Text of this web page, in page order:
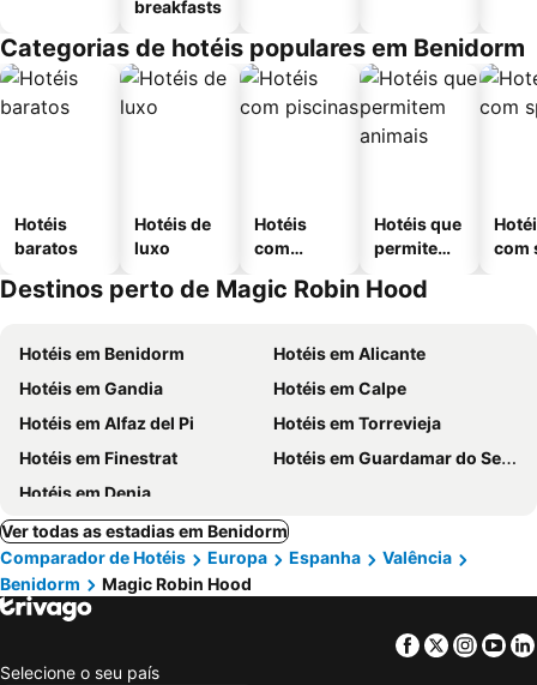
breakfasts
Categorias de hotéis populares em Benidorm
Hotéis
baratos
Hotéis de
luxo
Hotéis
com
Hotéis que
permitem
com
Destinos perto de Magic Robin Hood
Hotéis em Benidorm
Hotéis em Alicante
Hotéis em Gandia
Hotéis em Calpe
Hotéis em Alfaz del Pi
Hotéis em Torrevieja
Hotéis em Finestrat
Hotéis em Guardamar do Segura
Hotéis em Denia
Ver todas as estadias em Benidorm
Comparador de Hotéis
Europa Espanha
Valência
Benidorm
Magic Robin Hood
Facebook
Twitter
Selecione o seu país